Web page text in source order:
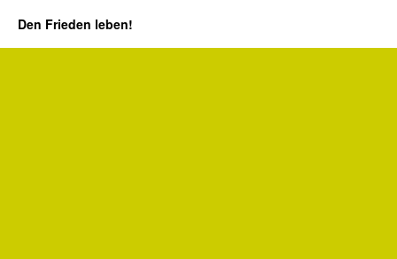
Den Frieden leben!